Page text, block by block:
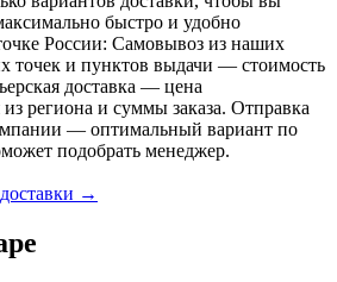
быстро и удобно
России: Самовывоз из наших
точек и пунктов выдачи — стоимость
доставка — цена
из региона и суммы заказа. Отправка
— оптимальный вариант по
подобрать менеджер.
→